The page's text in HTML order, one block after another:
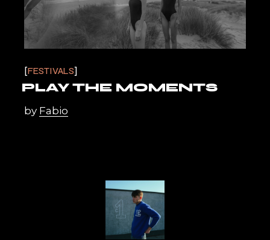
FESTIVALS
PLAY THE MOMENTS
by Fabio